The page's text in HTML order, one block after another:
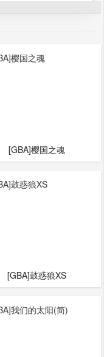
[GBA]樱国之魂
[GBA]鼓惑狼XS